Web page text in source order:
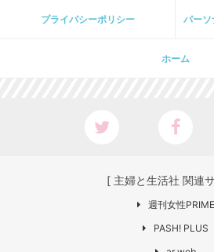
プライパシーポリシー パーソ
ホーム
[ 主婦と生活社 関連
週刊女性PRIME
PASH! PLUS